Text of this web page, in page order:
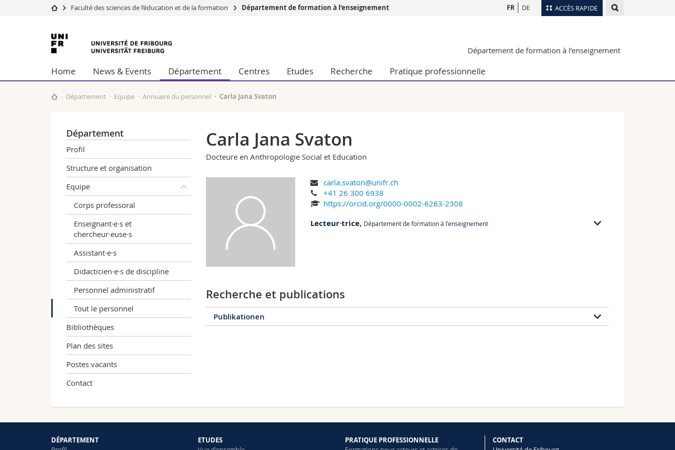
ACCÈS RAPIDE
Université
Recherche
Université
Formation continue
Sciences économiques et sociales et management
Lettres et sciences humaines
Sciences de l'éducation et de la formation
Sciences et médecine
Médias
Chercheurs
Plan d'accès
Webmail
FR DE
Faculté des sciences de l’éducation et de la formation Département de formation à l’enseignement
Université
de
Fribourg
Département de formation à l’enseignement
Home News & Events Département Centres Etudes Recherche Pratique professionnelle
Département Equipe Annuaire du personnel Carla Jana Svaton
Département
Profil
Structure et organisation
Equipe
Corps professoral
Enseignant·e·s et
chercheur·euse·s
Assistant·e·s
Didacticien·e·s de discipline
Personnel administratif
Tout le personnel
Bibliothèques
Plan des sites
Postes vacants
Contact
Carla Jana Svaton
Docteure en Anthropologie Social et Education
carla.svaton@unifr.ch
+41 26 300 6938
https://orcid.org/0000-0002-6263-2308
Lecteur·trice, Département de formation à l'enseignement
Recherche et publications
Publikationen
Tabellen
DÉPARTEMENT
ETUDES
PRATIQUE PROFESSIONNELLE
CONTACT